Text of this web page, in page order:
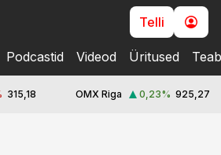
Telli
Podcastid Videod Üritused
315,18 OMX Riga 0,23% 925,27